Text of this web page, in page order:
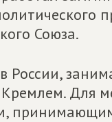
Союза.
России,
Для